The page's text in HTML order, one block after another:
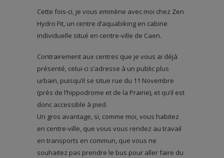
Cette fois-ci, je vous emmène avec moi chez Zen
Hydro Fit, un centre d’aquabiking en cabine
individuelle situé en centre-ville de Caen.
Contrairement aux centres que je vous ai déjà
présenté, celui-ci s’adresse à un public plus
urbain, puisqu’il se situe rue du 11 Novembre
(près de l’hippodrome et de la Prairie), et qu’il est
donc accessible à pied.
Un gros avantage, si, comme moi, vous habitez
en centre-ville, que vous vous rendez au travail
en transports en commun, que vous ne
souhaitez pas prendre le bus pour aller faire du